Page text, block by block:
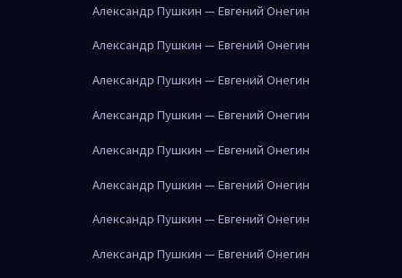
Александр Пушкин — Евгений Онегин
Александр Пушкин — Евгений Онегин
Александр Пушкин — Евгений Онегин
Александр Пушкин — Евгений Онегин
Александр Пушкин — Евгений Онегин
Александр Пушкин — Евгений Онегин
Александр Пушкин — Евгений Онегин
Александр Пушкин — Евгений Онегин